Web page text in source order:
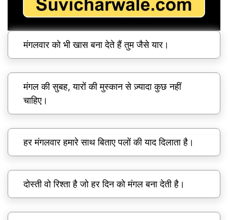
मंगलवार को भी खास बना देते हैं तुम जैसे यार।
मंगल की सुबह, यारों की मुस्कान से ज़्यादा कुछ नहीं
चाहिए।
हर मंगलवार हमारे साथ बिताए पलों की याद दिलाता है।
दोस्ती वो रिश्ता है जो हर दिन को मंगल बना देती है।